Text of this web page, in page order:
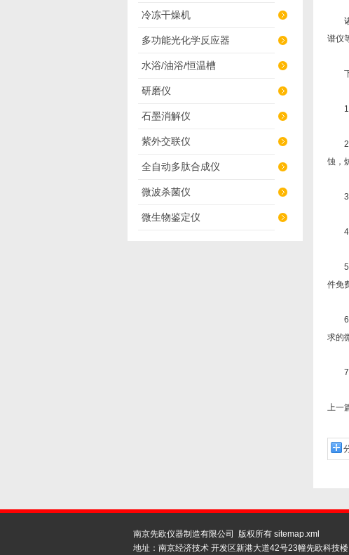
冷冻干燥机
多功能光化学反应器
水浴/油浴/恒温槽
研磨仪
石墨消解仪
紫外交联仪
全自动多肽合成仪
微波杀菌仪
微生物鉴定仪
诸
谱仪
下
1、
2、
蚀，
3、
4、
5、
件免
6、
求的
7、
上一
南京先欧仪器制造有限公司 版权所有 sitemap.xml
地址：南京经济技术 开发区新港大道42号23幢先欧科技楼